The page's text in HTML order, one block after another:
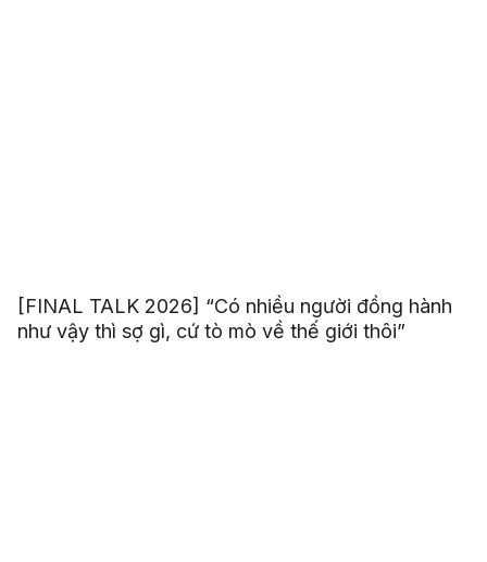
[FINAL TALK 2026] “Có nhiều người đồng hành
như vậy thì sợ gì, cứ tò mò về thế giới thôi”